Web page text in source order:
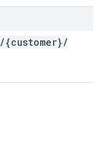
/{customer}/